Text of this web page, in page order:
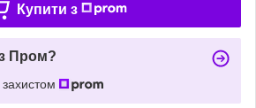
Купити з
Пром?